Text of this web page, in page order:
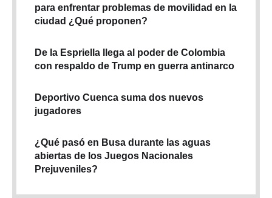
para enfrentar problemas de movilidad en la
ciudad ¿Qué proponen?
De la Espriella llega al poder de Colombia
con respaldo de Trump en guerra antinarco
Deportivo Cuenca suma dos nuevos
jugadores
¿Qué pasó en Busa durante las aguas
abiertas de los Juegos Nacionales
Prejuveniles?